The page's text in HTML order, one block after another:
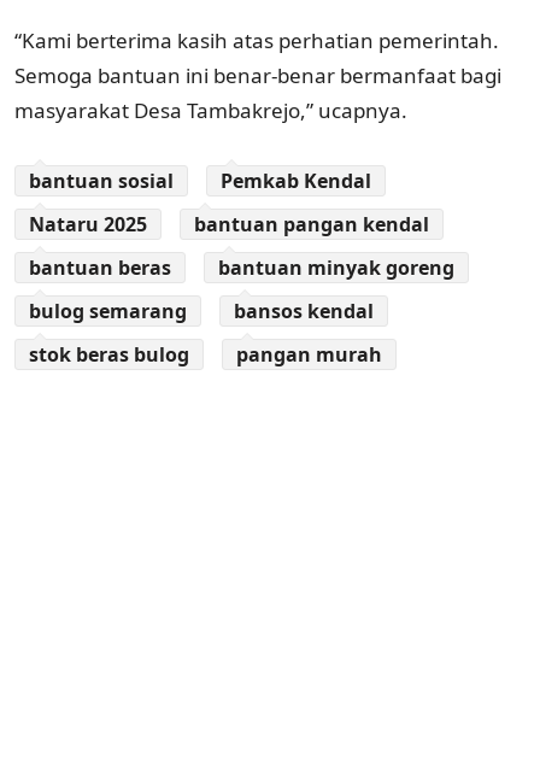
“Kami berterima kasih atas perhatian pemerintah.
Semoga bantuan ini benar-benar bermanfaat bagi
masyarakat Desa Tambakrejo,” ucapnya.
bantuan sosial
Pemkab Kendal
Nataru 2025
bantuan pangan kendal
bantuan beras
bantuan minyak goreng
bulog semarang
bansos kendal
stok beras bulog
pangan murah